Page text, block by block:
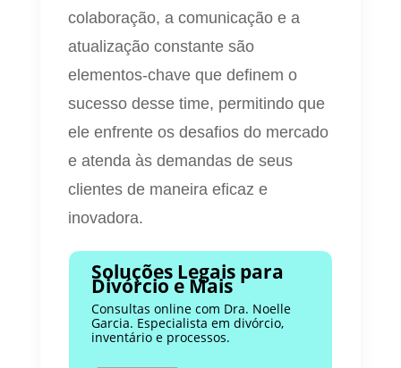
colaboração, a comunicação e a
atualização constante são
elementos-chave que definem o
sucesso desse time, permitindo que
ele enfrente os desafios do mercado
e atenda às demandas de seus
clientes de maneira eficaz e
inovadora.
Soluções Legais para
Divórcio e Mais
Consultas online com Dra. Noelle
Garcia. Especialista em divórcio,
inventário e processos.